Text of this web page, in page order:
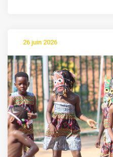
26 juin 2026